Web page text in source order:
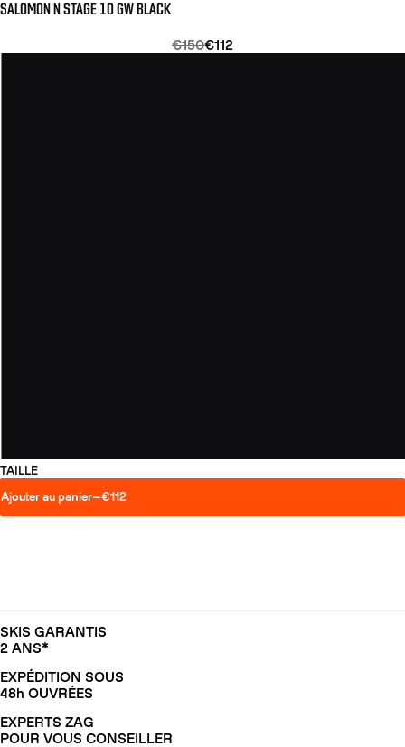
SALOMON N STAGE 10 GW BLACK
€150€112
TAILLE
Ajouter au panier—€112
SKIS GARANTIS
2 ANS*
EXPÉDITION SOUS
48h OUVRÉES
EXPERTS ZAG
POUR VOUS CONSEILLER